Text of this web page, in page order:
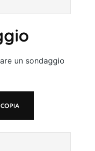
un sondaggio